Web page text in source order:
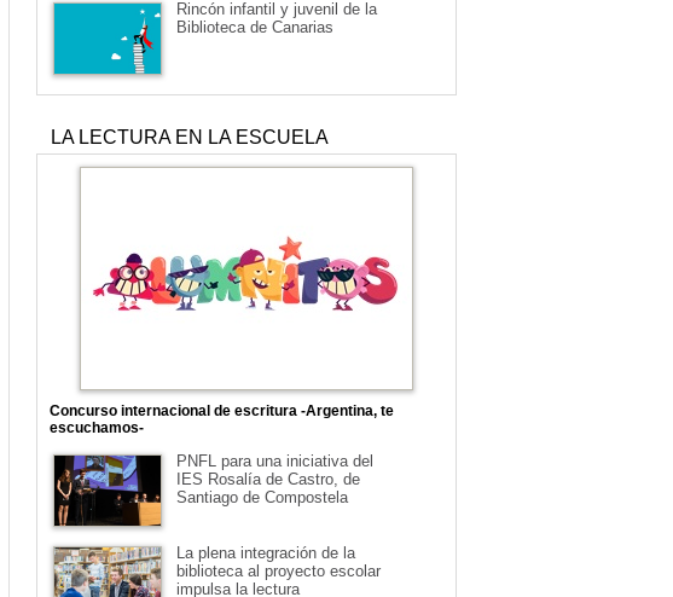
Rincón infantil y juvenil de la
Biblioteca de Canarias
LA LECTURA EN LA ESCUELA
Concurso internacional de escritura -Argentina, te
escuchamos-
PNFL para una iniciativa del
IES Rosalía de Castro, de
Santiago de Compostela
La plena integración de la
biblioteca al proyecto escolar
impulsa la lectura